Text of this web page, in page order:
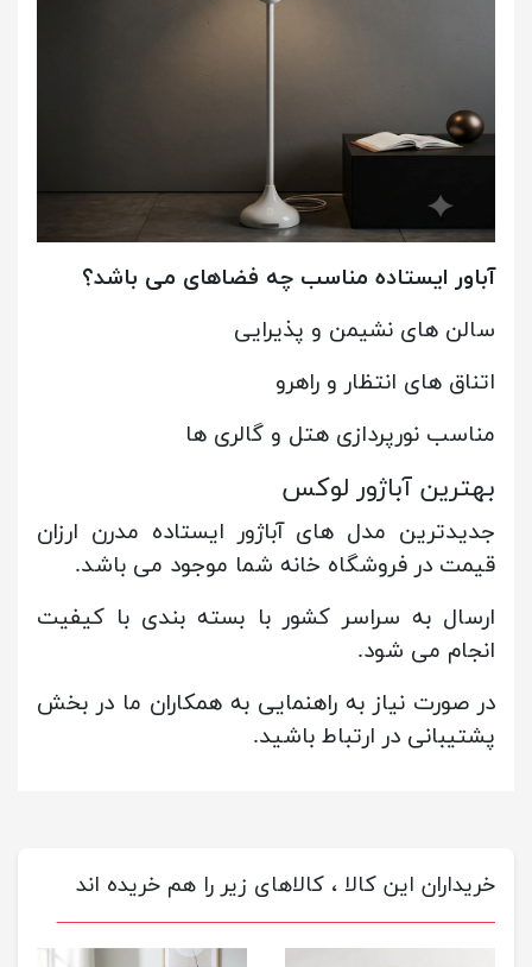
آباور ایستاده مناسب چه فضاهای می باشد؟
سالن های نشیمن و پذیرایی
اتناق های انتظار و راهرو
مناسب نورپردازی هتل و گالری ها
بهترین آباژور لوکس
جدیدترین مدل های آباژور ایستاده مدرن ارزان
قیمت در فروشگاه خانه شما موجود می باشد.
ارسال به سراسر کشور با بسته بندی با کیفیت
انجام می شود.
در صورت نیاز به راهنمایی به همکاران ما در بخش
پشتیبانی در ارتباط باشید.
خریداران این کالا ، کالاهای زیر را هم خریده اند